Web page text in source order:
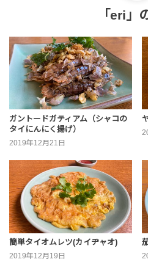
「eri」
ガントードガティアム（シャコの
タイにんにく揚げ）
2019年12月21日
簡単タイオムレツ(カイヂャオ)
2019年12月19日